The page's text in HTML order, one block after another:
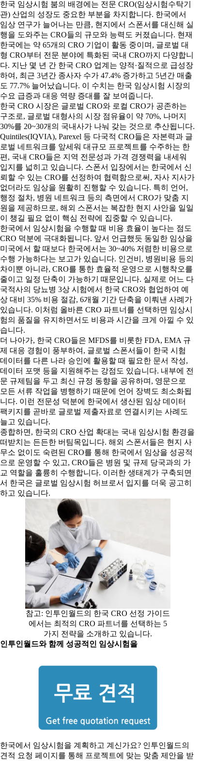
한국 임상시험 붐의 배경에는 전문 CRO(임상시험수탁기
관) 산업의 성장도 중요한 부분을 차지합니다. 한국에서
임상 연구가 늘어나는 만큼, 현지에서 스폰서를 대신해 실
행을 도와주는 CRO들의 규모와 능력도 커졌습니다. 현재
한국에는 약 65개의 CRO 기업이 활동 중이며, 글로벌 대
형 CRO부터 전문 분야에 특화된 국내 CRO까지 다양합니
다. 지난 몇 년 간 한국 CRO 업계는 양적·질적으로 급성장
하여, 최근 3년간 종사자 수가 47.4% 증가하고 5년간 매출
도 77.7% 늘어났습니다. 이 수치는 한국 임상시험 시장의
수요 급증과 대응 역량 증대를 잘 보여줍니다.
한국 CRO 시장은 글로벌 CRO와 로컬 CRO가 공존하는
구조로, 글로벌 대형사의 시장 점유율이 약 70%, 나머지
30%를 20~30개의 국내사가 나눠 갖는 것으로 추산됩니다.
Quintiles(IQVIA), Parexel 등 다국적 CRO들은 자본력과 글
로벌 네트워크를 앞세워 대규모 프로젝트를 수주하는 한
편, 국내 CRO들은 지역 전문성과 가격 경쟁력을 내세워
입지를 넓히고 있습니다. 스폰서 입장에서는 한국에서 신
뢰할 수 있는 CRO를 선정하여 협력함으로써, 자사 지사가
없더라도 임상을 원활히 진행할 수 있습니다. 특히 언어,
행정 절차, 병원 네트워크 등의 측면에서 CRO가 맞춤 지
원을 제공하므로, 해외 스폰서는 복잡한 현지 사안을 일일
이 챙길 필요 없이 핵심 전략에 집중할 수 있습니다.
한국에서 임상시험을 수행할 때 비용 효율이 높다는 점도
CRO 덕분에 극대화됩니다. 앞서 언급했듯 동일한 임상을
미국에서 할 때보다 한국에서는 30~40% 저렴한 비용으로
수행 가능하다는 보고가 있습니다. 인건비, 병원비용 등의
차이뿐 아니라, CRO를 통한 효율적 운영으로 시행착오를
줄이고 일정 단축이 가능하기 때문입니다. 실제로 어느 다
국적사의 당뇨병 3상 시험에서 한국 CRO와 협업하여 예
상 대비 35% 비용 절감, 6개월 기간 단축을 이뤄낸 사례가
있습니다. 이처럼 올바른 CRO 파트너를 선택하면 임상시
험의 품질을 유지하면서도 비용과 시간을 크게 아낄 수 있
습니다.
더 나아가, 한국 CRO들은 MFDS를 비롯한 FDA, EMA 규
제 대응 경험이 풍부하여, 글로벌 스폰서들이 한국 시험
데이터를 다른 나라 승인에 활용할 때 필요한 문서 작성,
데이터 포맷 등을 지원해주는 강점도 있습니다. 내부에 전
문 규제팀을 두고 최신 규정 동향을 공유하며, 영문으로
모든 서류 작업을 병행하기 때문에 언어 장벽도 최소화됩
니다. 이런 전문성 덕분에 한국에서 생산된 임상 데이터
팩키지를 곧바로 글로벌 제출자료로 연결시키는 사례도
늘고 있습니다.
종합하면, 한국의 CRO 산업 확대는 국내 임상시험 환경을
떠받치는 든든한 버팀목입니다. 해외 스폰서들은 현지 사
무소 없이도 숙련된 CRO를 통해 한국에서 임상을 성공적
으로 운영할 수 있고, CRO들은 병원 및 규제 당국과의 가
교 역할을 훌륭히 수행합니다. 이러한 생태계가 구축되면
서 한국은 글로벌 임상시험 허브로서 입지를 더욱 공고히
하고 있습니다.
참고: 인투인월드의 한국 CRO 선정 가이드
에서는 최적의 CRO 파트너를 선택하는 5
가지 전략을 소개하고 있습니다.
인투인월드와 함께 성공적인 임상시험을
한국에서 임상시험을 계획하고 계신가요? 인투인월드의
견적 요청 페이지를 통해 프로젝트에 맞는 맞춤 제안을 받